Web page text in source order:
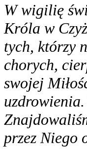
W wigilię
Króla w
tych, którzy
chorych,
swojej
przez Niego